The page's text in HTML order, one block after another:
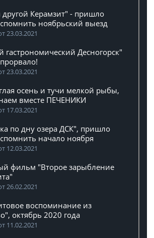
другой Керамзит" - пришло
ноябрьский выезд
23.03.2021
гастрономический Десногорск"
23.03.2021
осень и тучи мелкой рыбы,
вместе ПЕЧЕНИКИ
17.03.2021
по дну озера ДСК", пришло
начало ноября
12.03.2021
фильм "Второе зарыбление
26.02.2021
воспоминание из
октябрь 2020 года
11.02.2021